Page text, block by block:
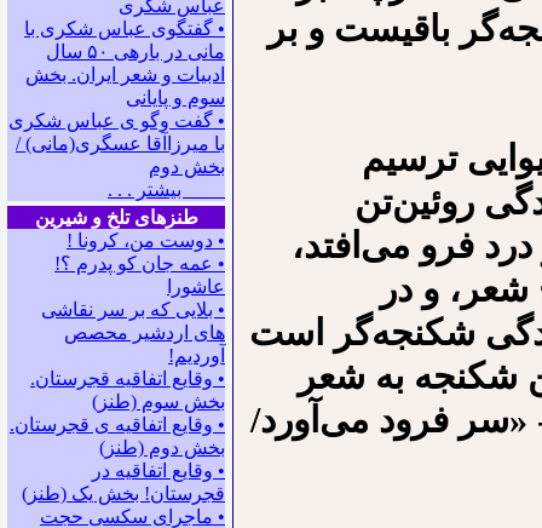
عباس شکری
• گفتگوی عباس شکری با
مانی در باره‍ی ۵۰ سال
ادبیات و شعر ایران. بخش
سوم و پایانی
• گفت وگو ی عباس شکری
با میرزاآقا عسگری(مانی) /
بخش دوم
بیشتر . . .
طنزهای تلخ و شیرین
• دوست من، کرونا !
• ﻋﻤﻪ ﺟﺎﻥ ﻛﻮ ﭘﺪﺭﻡ ؟!
عاشورا
• بلایی که بر سر نقاشی
های اردشیر محصص
آوردیم!
• وقایع اتفاقیه قجرستان.
بخش سوم (طنز)
• وقایع اتفاقیه ی قجرستان.
بخش دوم (طنز)
• وقایع اتفاقیه در
قجرستان! بخش یک (طنز)
• ماجرای سکسی حجت
باقیست و بر
ترسیم
روئین‌تن
فرو می‌افتد،
شعر، و در
شکنجه‌گر است
شکنجه به شعر
«سر فرود‌ می‌آورد/